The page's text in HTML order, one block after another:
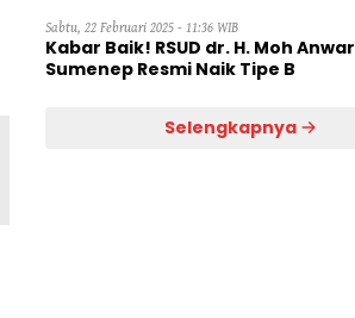
Sabtu, 22 Februari 2025 - 11:36 WIB
Kabar Baik! RSUD dr. H. Moh Anwar
Sumenep Resmi Naik Tipe B
Selengkapnya